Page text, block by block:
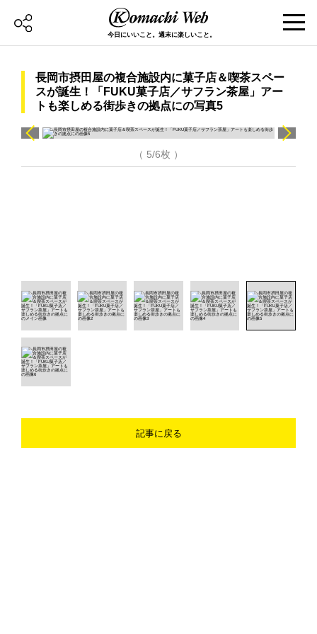
今日にいいこと。週末に楽しいこと。
長岡市摂田屋の複合施設内に菓子店＆喫茶スペー
スが誕生！「FUKU菓子店／サフラン茶屋」アー
トも楽しめる街歩きの拠点にの写真5
（ 5/6枚 ）
記事に戻る